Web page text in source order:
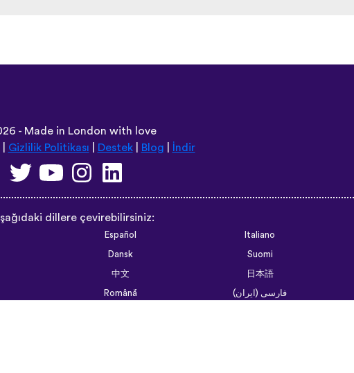
- Made in London with love
| Gizlilik Politikası Destek| Blog İndir
dillere çevirebilirsiniz:
Español Italiano
Dansk Suomi
中文 日本語
Română فارسی (ایران)